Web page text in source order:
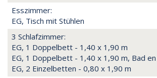
Esszimmer:
EG, Tisch mit Stühlen
3 Schlafzimmer:
EG, 1 Doppelbett - 1,40 x 1,90 m
EG, 1 Doppelbett - 1,40 x 1,90 m, Bad
EG, 2 Einzelbetten - 0,80 x 1,90 m